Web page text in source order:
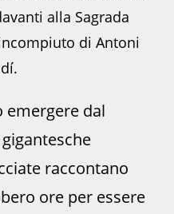
alla Sagrada
di Antoni
emergere dal
raccontano
ore per essere